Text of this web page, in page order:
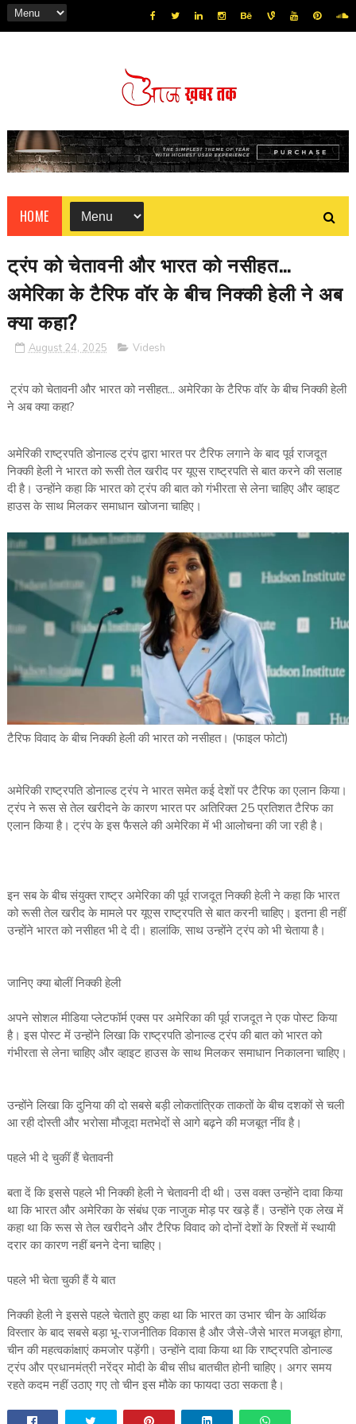
HOME
ट्रंप को चेतावनी और भारत को नसीहत...
अमेरिका के टैरिफ वॉर के बीच निक्की हेली ने अब
क्या कहा?
August 24, 2025 Videsh
ट्रंप को चेतावनी और भारत को नसीहत... अमेरिका के टैरिफ वॉर के बीच निक्की हेली
ने अब क्या कहा?
अमेरिकी राष्ट्रपति डोनाल्ड ट्रंप द्वारा भारत पर टैरिफ लगाने के बाद पूर्व राजदूत
निक्की हेली ने भारत को रूसी तेल खरीद पर यूएस राष्ट्रपति से बात करने की सलाह
दी है। उन्होंने कहा कि भारत को ट्रंप की बात को गंभीरता से लेना चाहिए और व्हाइट
हाउस के साथ मिलकर समाधान खोजना चाहिए।
टैरिफ विवाद के बीच निक्की हेली की भारत को नसीहत। (फाइल फोटो)
अमेरिकी राष्ट्रपति डोनाल्ड ट्रंप ने भारत समेत कई देशों पर टैरिफ का एलान किया।
ट्रंप ने रूस से तेल खरीदने के कारण भारत पर अतिरिक्त 25 प्रतिशत टैरिफ का
एलान किया है। ट्रंप के इस फैसले की अमेरिका में भी आलोचना की जा रही है।
इन सब के बीच संयुक्त राष्ट्र अमेरिका की पूर्व राजदूत निक्की हेली ने कहा कि भारत
को रूसी तेल खरीद के मामले पर यूएस राष्ट्रपति से बात करनी चाहिए। इतना ही नहीं
उन्होंने भारत को नसीहत भी दे दी। हालांकि, साथ उन्होंने ट्रंप को भी चेताया है।
जानिए क्या बोलीं निक्की हेली
अपने सोशल मीडिया प्लेटफॉर्म एक्स पर अमेरिका की पूर्व राजदूत ने एक पोस्ट किया
है। इस पोस्ट में उन्होंने लिखा कि राष्ट्रपति डोनाल्ड ट्रंप की बात को भारत को
गंभीरता से लेना चाहिए और व्हाइट हाउस के साथ मिलकर समाधान निकालना चाहिए।
उन्होंने लिखा कि दुनिया की दो सबसे बड़ी लोकतांत्रिक ताकतों के बीच दशकों से चली
आ रही दोस्ती और भरोसा मौजूदा मतभेदों से आगे बढ़ने की मजबूत नींव है।
पहले भी दे चुकीं हैं चेतावनी
बता दें कि इससे पहले भी निक्की हेली ने चेतावनी दी थी। उस वक्त उन्होंने दावा किया
था कि भारत और अमेरिका के संबंध एक नाजुक मोड़ पर खड़े हैं। उन्होंने एक लेख में
कहा था कि रूस से तेल खरीदने और टैरिफ विवाद को दोनों देशों के रिश्तों में स्थायी
दरार का कारण नहीं बनने देना चाहिए।
पहले भी चेता चुकी हैं ये बात
निक्की हेली ने इससे पहले चेताते हुए कहा था कि भारत का उभार चीन के आर्थिक
विस्तार के बाद सबसे बड़ा भू-राजनीतिक विकास है और जैसे-जैसे भारत मजबूत होगा,
चीन की महत्वकांक्षाएं कमजोर पड़ेंगी। उन्होंने दावा किया था कि राष्ट्रपति डोनाल्ड
ट्रंप और प्रधानमंत्री नरेंद्र मोदी के बीच सीध बातचीत होनी चाहिए। अगर समय
रहते कदम नहीं उठाए गए तो चीन इस मौके का फायदा उठा सकता है।